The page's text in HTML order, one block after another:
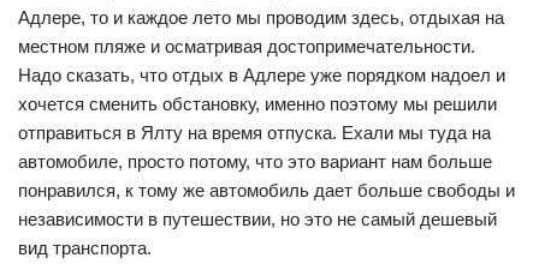
Адлере, то и каждое лето мы проводим здесь, отдыхая на
местном пляже и осматривая достопримечательности.
Надо сказать, что отдых в Адлере уже порядком надоел и
хочется сменить обстановку, именно поэтому мы решили
отправиться в Ялту на время отпуска. Ехали мы туда на
автомобиле, просто потому, что это вариант нам больше
понравился, к тому же автомобиль дает больше свободы и
независимости в путешествии, но это не самый дешевый
вид транспорта.